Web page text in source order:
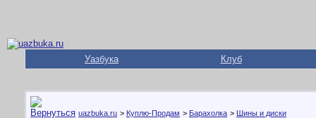
Уазбука Клуб
uazbuka.ru > Куплю-Продам > Барахолка > Шины и диски